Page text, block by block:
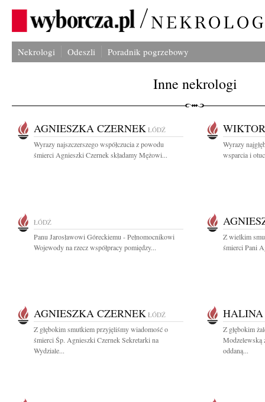
Nekrologi Odeszli Poradnik pogrzebowy
Inne nekrologi
AGNIESZKA CZERNEK ŁÓDŹ
Wyrazy najszczerszego współczucia z powodu
śmierci Agnieszki Czernek składamy Mężowi...
Wyrazy
wsparcia i
ŁÓDŹ
Panu Jarosławowi Góreckiemu - Pełnomocnikowi
Wojewody na rzecz współpracy pomiędzy...
Z wielkim
śmierci Pani
AGNIESZKA CZERNEK ŁÓDŹ
Z głębokim smutkiem przyjęliśmy wiadomość o
śmierci Śp. Agnieszki Czernek Sekretarki na
Wydziale...
HALINA
Z głębokim
Modzelewską
oddaną...